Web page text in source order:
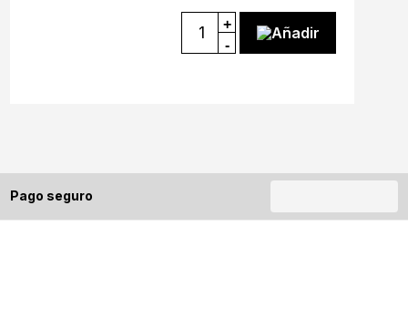
+
-
Añadir
Pago seguro